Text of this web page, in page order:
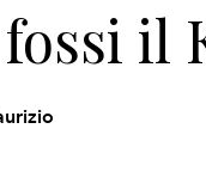
il